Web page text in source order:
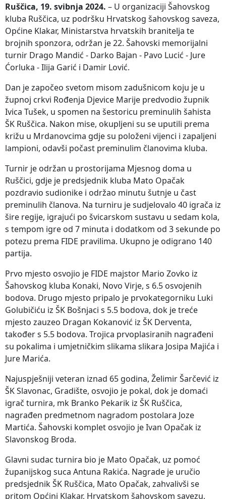
Ruščica, 19. svibnja 2024. – U organizaciji Šahovskog
kluba Ruščica, uz podršku Hrvatskog šahovskog saveza,
Općine Klakar, Ministarstva hrvatskih branitelja te
brojnih sponzora, održan je 22. Šahovski memorijalni
turnir Drago Mandić - Darko Bajan - Pavo Lucić - Jure
Ćorluka - Ilija Garić i Damir Lović.
Dan je započeo svetom misom zadušnicom koju je u
župnoj crkvi Rođenja Djevice Marije predvodio župnik
Ivica Tušek, u spomen na šestoricu preminulih šahista
ŠK Ruščica. Nakon mise, okupljeni su se uputili prema
križu u Mrdanovcima gdje su položeni vijenci i zapaljeni
lampioni, odavši počast preminulim članovima kluba.
Turnir je održan u prostorijama Mjesnog doma u
Ruščici, gdje je predsjednik kluba Mato Opačak
pozdravio sudionike i održao minutu šutnje u čast
preminulih članova. Na turniru je sudjelovalo 40 igrača iz
šire regije, igrajući po švicarskom sustavu u sedam kola,
s tempom igre od 7 minuta i dodatkom od 3 sekunde po
potezu prema FIDE pravilima. Ukupno je odigrano 140
partija.
Prvo mjesto osvojio je FIDE majstor Mario Zovko iz
Šahovskog kluba Konaki, Novo Virje, s 6.5 osvojenih
bodova. Drugo mjesto pripalo je prvokategorniku Luki
Golubičiću iz ŠK Bošnjaci s 5.5 bodova, dok je treće
mjesto zauzeo Dragan Kokanović iz ŠK Derventa,
također s 5.5 bodova. Trojica prvoplasiranih nagrađeni
su pokalima i umjetničkim slikama slikara Josipa Majića i
Jure Marića.
Najuspješniji veteran iznad 65 godina, Želimir Šarčević iz
ŠK Slavonac, Gradište, osvojio je pokal, dok je domaći
igrač turnira, mk Branko Pekarik iz ŠK Ruščica,
nagrađen predmetnom nagradom postolara Joze
Martića. Šahovski komplet osvojio je Ivan Opačak iz
Slavonskog Broda.
Glavni sudac turnira bio je Mato Opačak, uz pomoć
županijskog suca Antuna Rakića. Nagrade je uručio
predsjednik ŠK Ruščica, Mato Opačak, zahvalivši se
pritom Općini Klakar, Hrvatskom šahovskom savezu,